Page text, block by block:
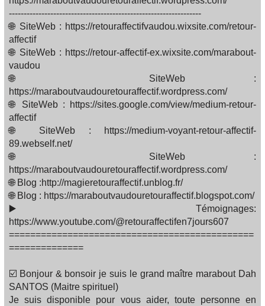
-----------------------------------------------------------------
🌐 SiteWeb : https://retouraffectifvaudou.wixsite.com/retour-
affectif
🌐 SiteWeb : https://retour-affectif-ex.wixsite.com/marabout-
vaudou
🌐 SiteWeb :
https://maraboutvaudouretouraffectif.wordpress.com/
🌐 SiteWeb : https://sites.google.com/view/medium-retour-
affectif
🌐 SiteWeb : https://medium-voyant-retour-affectif-
89.webself.net/
🌐 SiteWeb :
https://maraboutvaudouretouraffectif.wordpress.com/
🌐 Blog :http://magieretouraffectif.unblog.fr/
🌐 Blog : https://maraboutvaudouretouraffectif.blogspot.com/
▶️ Témoignages:
https://www.youtube.com/@retouraffectifen7jours607
==============================================
==============
☑️ Bonjour & bonsoir je suis le grand maître marabout Dah
SANTOS (Maitre spirituel)
Je suis disponible pour vous aider, toute personne en